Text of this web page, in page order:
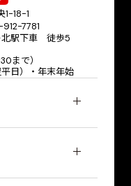
18-1
7781
北駅下車 徒歩5
まで）
日）・年末年始